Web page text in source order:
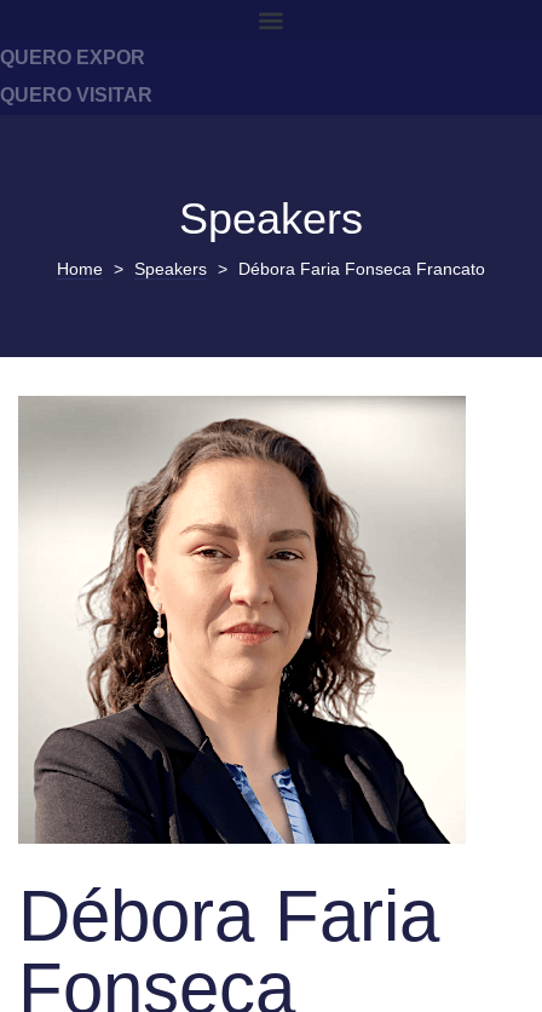
QUERO EXPOR
QUERO VISITAR
Speakers
Home > Speakers > Débora Faria Fonseca Francato
Débora Faria
Fonseca